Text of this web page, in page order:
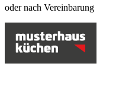
oder nach Vereinbarung